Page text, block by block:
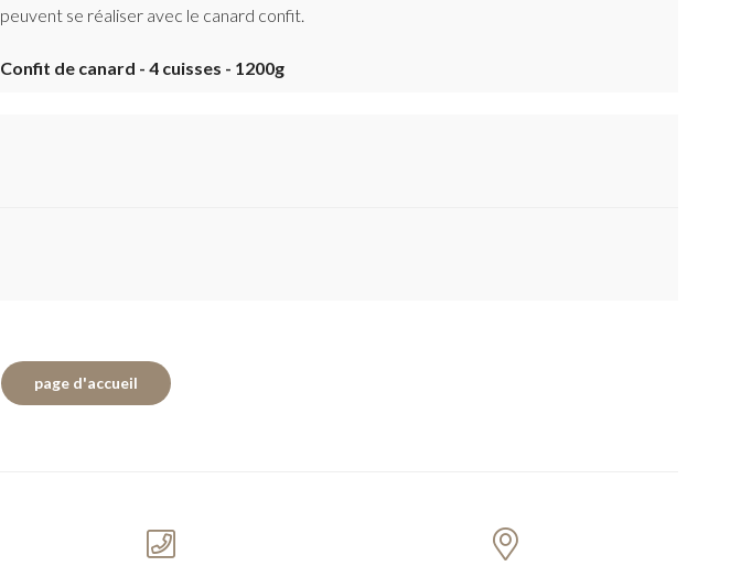
peuvent se réaliser avec le canard confit.
Confit de canard - 4 cuisses - 1200g